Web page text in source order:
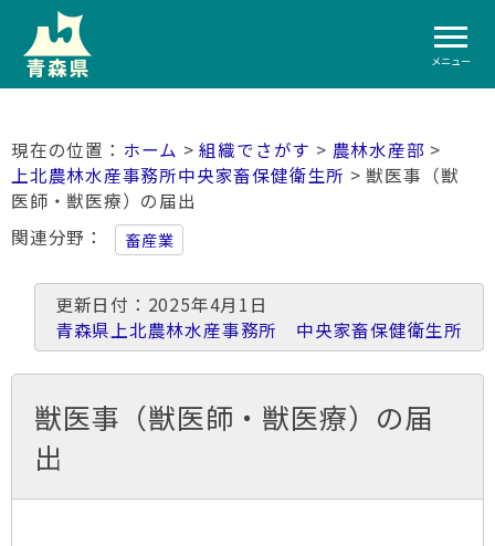
メニュー
ホーム >組織でさがす > 農林水産部 >
上北農林水産事務所中央家畜保健衛生所 > 獣医事（獣
医師・獣医療）の届出
関連分野
畜産業
更新日付：2025年4月1日
青森県上北農林水産事務所 中央家畜保健衛生所
獣医事（獣医師・獣医療）の届
出